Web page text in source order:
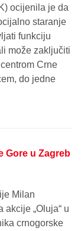
ocijenila je da
staranje
funkciju
može zaključiti
Crne
do jedne
Gore u Zagreb
Milan
akcije „Oluja“ u
crnogorske